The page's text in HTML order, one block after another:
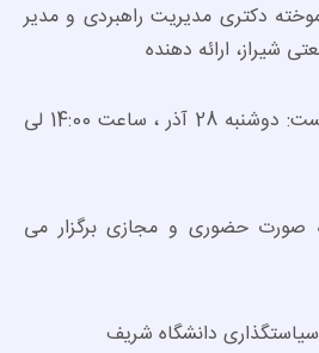
دکتری مدیریت راهبردی و مدیر
شیراز، ارائه دهنده
تاریخ و ساعت نشست: دوشنبه 28 آذر ، ساعت 14:00 لی
حضوری و مجازی برگزار می
دانشگاه شریف